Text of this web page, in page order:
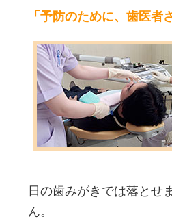
「予防のために、歯医者
日の歯みがきでは落とせ
ん。